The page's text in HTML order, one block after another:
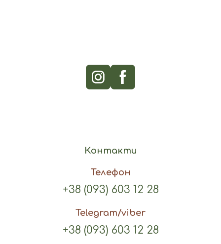
Контакти
Телефон
+38 (093) 603 12 28
Telegram/viber
+38 (093) 603 12 28